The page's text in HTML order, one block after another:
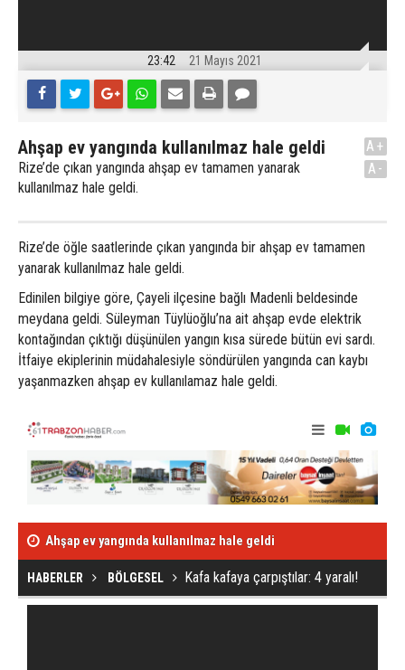
23:42 21 Mayıs 2021
Ahşap ev yangında kullanılmaz hale geldi
Rize’de çıkan yangında ahşap ev tamamen yanarak
kullanılmaz hale geldi.
A+
A-
Rize’de öğle saatlerinde çıkan yangında bir ahşap ev tamamen
yanarak kullanılmaz hale geldi.
Edinilen bilgiye göre, Çayeli ilçesine bağlı Madenli beldesinde
meydana geldi. Süleyman Tüylüoğlu’na ait ahşap evde elektrik
kontağından çıktığı düşünülen yangın kısa sürede bütün evi sardı.
İtfaiye ekiplerinin müdahalesiyle söndürülen yangında can kaybı
yaşanmazken ahşap ev kullanılamaz hale geldi.
Ahşap ev yangında kullanılmaz hale geldi
Kafa kafaya çarpıştılar: 4 yaralı!
HABERLER BÖLGESEL Kafa kafaya çarpıştılar: 4 yaralı!